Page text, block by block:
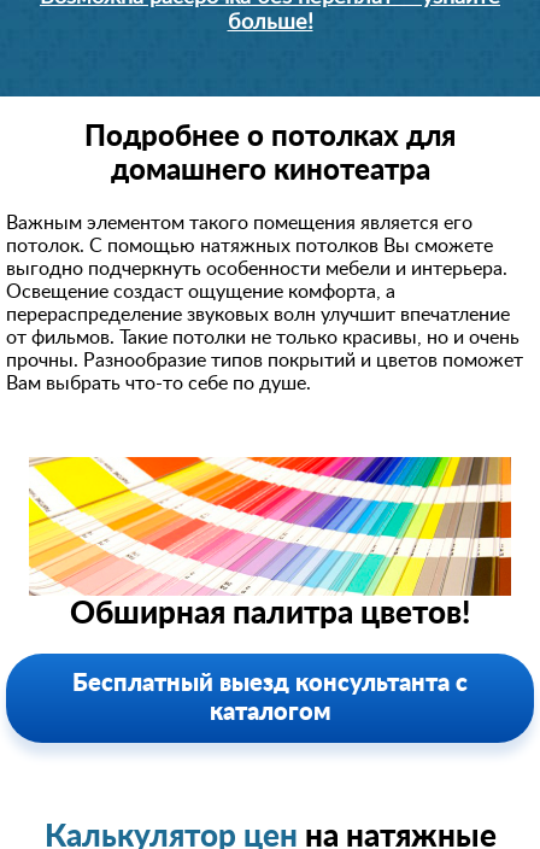
больше!
Подробнее о потолках для
домашнего кинотеатра
Важным элементом такого помещения является его
потолок. С помощью натяжных потолков Вы сможете
выгодно подчеркнуть особенности мебели и интерьера.
Освещение создаст ощущение комфорта, а
перераспределение звуковых волн улучшит впечатление
от фильмов. Такие потолки не только красивы, но и очень
прочны. Разнообразие типов покрытий и цветов поможет
Вам выбрать что-то себе по душе.
Обширная палитра цветов!
Бесплатный выезд консультанта с
каталогом
Калькулятор цен на натяжные